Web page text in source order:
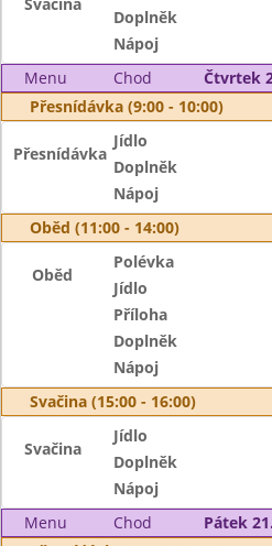
Doplněk
Nápoj
Menu
Chod
Čtvrtek
Přesnídávka (9:00 - 10:00)
Přesnídávka
Jídlo
Doplněk
Nápoj
Oběd (11:00 - 14:00)
Oběd
Polévka
Jídlo
Příloha
Doplněk
Nápoj
Svačina (15:00 - 16:00)
Svačina
Jídlo
Doplněk
Nápoj
Menu
Chod
Pátek